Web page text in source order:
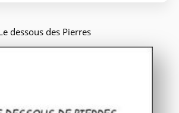
dessous des Pierres